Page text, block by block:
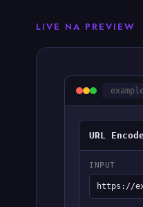
LIVE NA PREVIEW
URL
INPUT
https://